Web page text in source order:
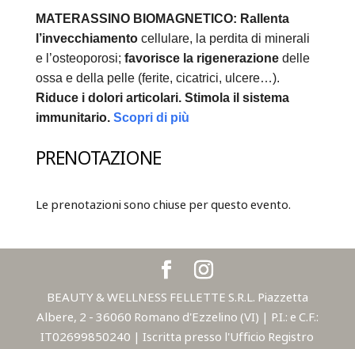
MATERASSINO BIOMAGNETICO: Rallenta
l’invecchiamentocellulare, la perdita di minerali
e l’osteoporosi; favorisce la rigenerazionedelle
ossa e della pelle (ferite, cicatrici, ulcere…).
Riduce i dolori articolari. Stimola il sistema
immunitario. Scopri di più
PRENOTAZIONE
Le prenotazioni sono chiuse per questo evento.
BEAUTY & WELLNESS FELLETTE S.R.L. Piazzetta
Albere, 2 - 36060 Romano d'Ezzelino (VI) | P.I.: e C.F.:
IT02699850240 | Iscritta presso l'Ufficio Registro